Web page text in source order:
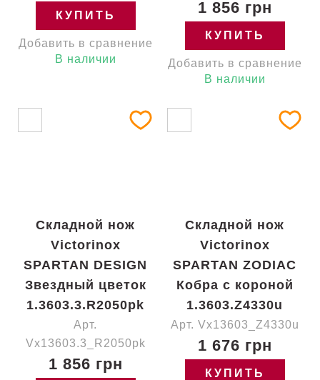
КУПИТЬ
Добавить в сравнение
В наличии
1 856 грн
КУПИТЬ
Добавить в сравнение
В наличии
Складной нож
Victorinox
SPARTAN DESIGN
Звездный цветок
1.3603.3.R2050pk
Арт.
Vx13603.3_R2050pk
1 856 грн
Складной нож
Victorinox
SPARTAN ZODIAC
Кобра с короной
1.3603.Z4330u
Арт. Vx13603_Z4330u
1 676 грн
КУПИТЬ